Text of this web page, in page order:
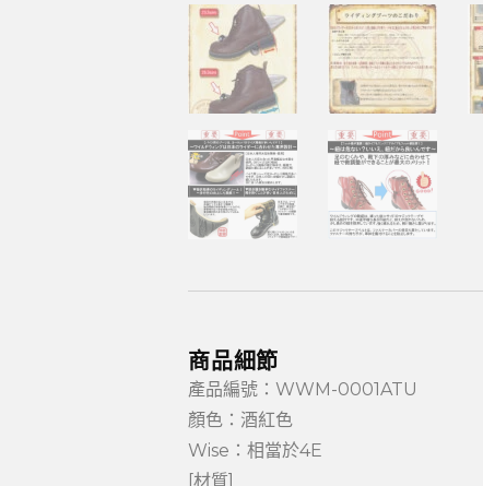
商品細節
產品編號：WWM-0001ATU
顏色：酒紅色
Wise：相當於4E
[材質]